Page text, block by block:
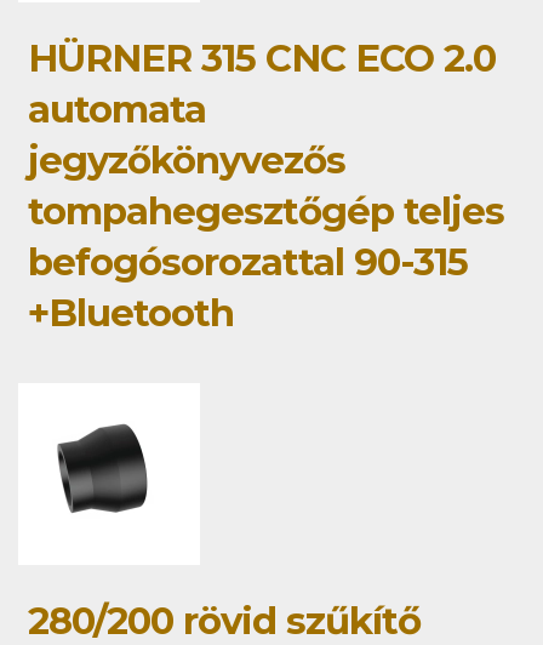
HÜRNER 315 CNC ECO 2.0
automata
jegyzőkönyvezős
tompahegesztőgép teljes
befogósorozattal 90-315
+Bluetooth
280/200 rövid szűkítő